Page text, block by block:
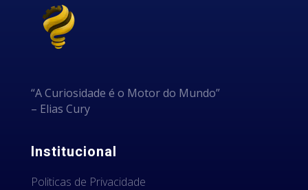
“A Curiosidade é o Motor do Mundo”
– Elias Cury
Institucional
Politicas de Privacidade